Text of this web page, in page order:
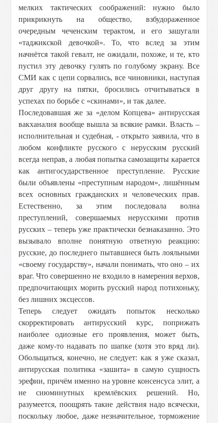
мелких тактических соображений: нужно было
прикрикнуть на общество, взбудораженное
очередным чеченским терактом, и его зашугали
«таджикской девочкой». То, что вслед за этим
начнётся такой гевалт, не ожидали, похоже, и те, кто
пустил эту девочку гулять по голубому экрану. Все
СМИ как с цепи сорвались, все чиновники, наступая
друг другу на пятки, бросились отчитываться в
успехах по борьбе с «скинами», и так далее.
Последовавшая же за «делом Копцева» антирусская
вакханалия вообще вышла за всякие рамки. Власть –
исполнительная и судебная, - открыто заявила, что в
любом конфликте русского с нерусским русский
всегда неправ, а любая попытка самозащиты карается
как антигосударственное преступление. Русские
были объявлены «преступным народом», лишённым
всех основных гражданских и человеческих прав.
Естественно, за этим последовала волна
преступлений, совершаемых нерусскими против
русских – теперь уже практически безнаказанно. Это
вызывало вполне понятную ответную реакцию:
русские, до последнего пытавшиеся быть лояльными
«своему государству», начали понимать, что оно – их
враг. Что совершенно не входило в намерения верхов,
предпочитающих морить русский народ потихоньку,
без лишних эксцессов.
Теперь следует ожидать попыток несколько
скорректировать антирусский курс, поприжать
наиболее одиозные его проявления, может быть,
даже кому-то надавать по шапке (хотя это вряд ли).
Обольщаться, конечно, не следует: как я уже сказал,
антирусская политика «зашита» в самую сущность
эрефии, причём именно на уровне консенсуса элит, а
не сиюминутных кремлёвских решений. Но,
разумеется, поощрять такие действия надо всячески,
поскольку любое, даже незначительное, торможение